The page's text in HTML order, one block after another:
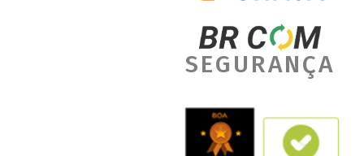
SEGURANÇA